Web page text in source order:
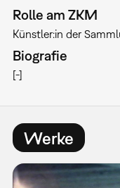
Rolle am ZKM
Künstler:in der
Biografie
[-]
Werke